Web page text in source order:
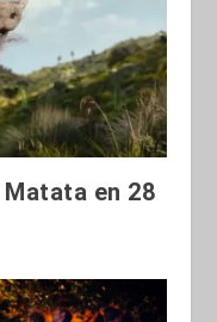
en 28